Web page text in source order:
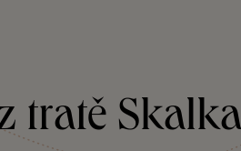
tratě Skalka